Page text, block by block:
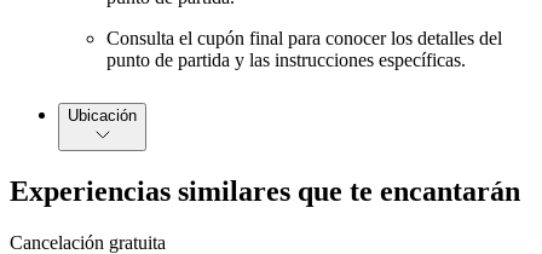
Consulta el cupón final para conocer los detalles del
punto de partida y las instrucciones específicas.
Ubicación
Experiencias similares que te encantarán
Cancelación gratuita